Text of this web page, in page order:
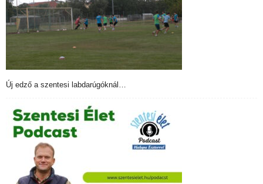
Új edző a szentesi labdarúgóknál…